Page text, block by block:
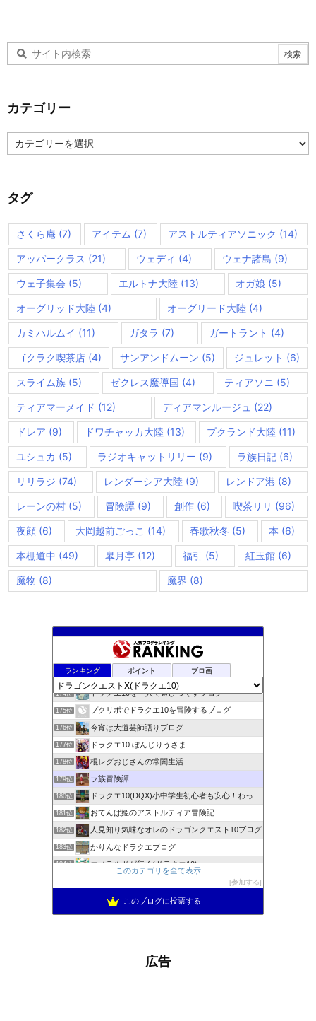
カテゴリー
テ
ー
タグ
さくら庵 (7) アイテム (7) アストルティアソニック (14)
アッパークラス (21) ウェディ (4) ウェナ諸島 (9)
ウェ子集会 (5) エルトナ大陸 (13) オガ娘 (5)
オーグリッド大陸 (4) オーグリード大陸 (4)
カミハルムイ (11) ガタラ (7) ガートラント (4)
ゴクラク喫茶店 (4) サンアンドムーン (5) ジュレット (6)
スライム族 (5) ゼクレス魔導国 (4) ティアソニ (5)
ティアマーメイド (12) ディアマンルージュ (22)
ドレア (9) ドワチャッカ大陸(13) プクランド大陸 (11)
ユシュカ (5) ラジオキャットリリー (9) ラ族日記 (6)
リリラジ (74) レンダーシア大陸 (9) レンドア港 (8)
レーンの村 (5) 冒険譚(9) 創作(6) 喫茶リリ (96)
夜顔 (6) 大岡越前ごっこ (14) 春歌秋冬 (5) 本 (6)
本棚道中 (49) 皐月亭 (12) 福引 (5) 紅玉館(6)
魔物 (8) 魔界 (8)
ランキング ポイント ブロ画
きらあほblog
173位 ドラクエやると毎日がパ〜リなぃ！！
174位 ドラクエ10を一人で遊びつくすブログ
175位 プクリポでドラクエ10を冒険するブログ
176位 今宵は大道芸師語りブログ
177位 ドラクエ10 ぼんじりうさま
178位 棍レグおじさんの常闇生活
179位 ラ族冒険譚
180位 ドラクエ10(DQX)小中学生初心者も安心！わったーブログ
181位 おてんば姫のアストルティア冒険記
182位 人見知り気味なオレのドラゴンクエスト10ブログ
183位 かりんなドラクエブログ
184位 エメラルドが行く(ドラクエ10)
くろゆきひめ堂
このカテゴリを全て表示
参加する
このブログに投票する
広告